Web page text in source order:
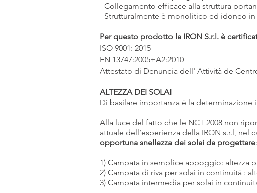
- Collegamento efficace alla struttura
- Strutturalmente è monolitico ed idoneo in
Per questo prodotto la IRON S.r.l. è
ISO 9001: 2015
EN 13747:2005+A2:2010
Attestato di Denuncia dell' Attività de
ALTEZZA DEI SOLAI
Di basilare importanza è la determinazione
Alla luce del fatto che le NCT 2008 non
attuale dell’esperienza della IRON s.r.l, nel
opportuna snellezza dei solai da progettare:
1) Campata in semplice appoggio: altezza
2) Campata di riva per solai in continuità :
3) Campata intermedia per solai in